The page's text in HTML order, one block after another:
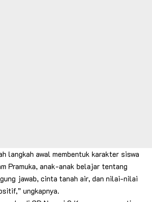
langkah awal membentuk karakter siswa
Pramuka, anak-anak belajar tentang
jawab, cinta tanah air, dan nilai-nilai
ungkapnya.